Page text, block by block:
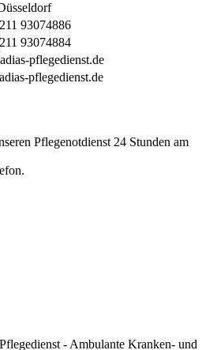
93074886
93074884
pflegedienst.de
pflegedienst.de
Pflegenotdienst 24 Stunden am
- Ambulante Kranken- und